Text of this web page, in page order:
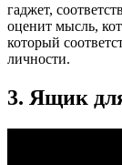
гаджет,
оценит мысль,
который
личности.
3. Ящик